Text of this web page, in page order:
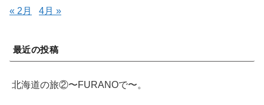
« 2月 4月 »
最近の投稿
北海道の旅②〜FURANOで〜。